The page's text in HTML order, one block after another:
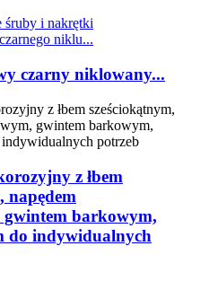
czarny niklowany...
z łbem
napędem
gwintem barkowym,
do indywidualnych